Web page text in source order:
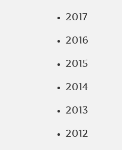
2017
2016
2015
2014
2013
2012